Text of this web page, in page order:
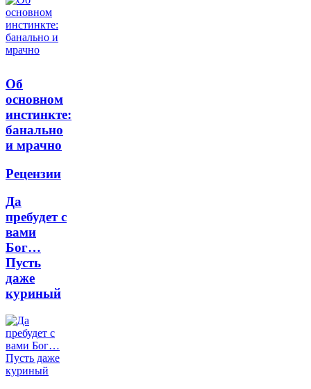
Об
основном
инстинкте:
банально
и мрачно
Рецензии
Да
пребудет с
вами
Бог…
Пусть
даже
куриный